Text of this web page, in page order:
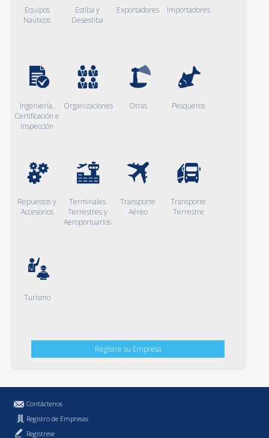
Equipos
Naúticos
Estiba y
Desestiba
Exportadores Importadores
Ingeniería,
Certificación e
Inspección
Organizaciones Otras Pesqueros
Repuestos y
Accesorios
Terminales
Terrestres y
Aeroportuarios
Transporte
Aéreo
Transporte
Terrestre
Turismo
Registre su Empresa
Contáctenos
Registro de Empresas
Regístrese